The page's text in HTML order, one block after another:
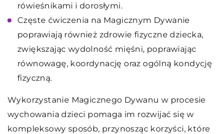
rówieśnikami i dorosłymi.
Częste ćwiczenia na Magicznym Dywanie
poprawiają również zdrowie fizyczne dziecka,
zwiększając wydolność mięśni, poprawiając
równowagę, koordynację oraz ogólną kondycję
fizyczną.
Wykorzystanie Magicznego Dywanu w procesie
wychowania dzieci pomaga im rozwijać się w
kompleksowy sposób, przynosząc korzyści, które